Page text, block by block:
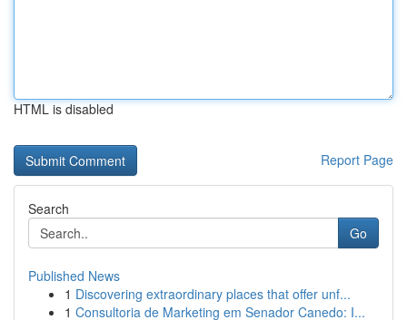
HTML is disabled
Report Page
Search
Go
Published News
1 Discovering extraordinary places that offer unf...
1 Consultoria de Marketing em Senador Canedo: I...